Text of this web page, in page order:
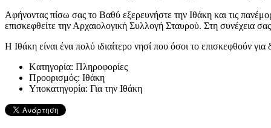
Αφήνοντας πίσω σας το Βαθύ εξερευνήστε την Ιθάκη και τις
επισκεφθείτε την Αρχαιολογική Συλλογή Σταυρού. Στη συνέχεια
Η Ιθάκη είναι ένα πολύ ιδιαίτερο νησί που όσοι το επισκεφθούν
Kατηγορία: Πληροφορίες
Προορισμός: Ιθάκη
Υποκατηγορία: Για την Ιθάκη